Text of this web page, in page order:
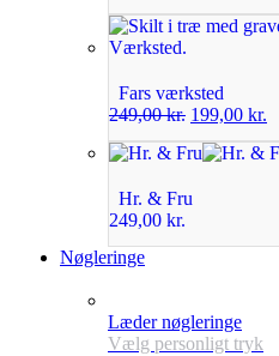
Fars værksted
249,00kr. 199,00 kr.
Hr. & Fru
249,00 kr.
Nøgleringe
Læder nøgleringe
Vælg personligt tryk